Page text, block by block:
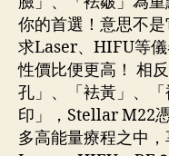
你的首選！意思不
求Laser、HIFU等
性價比便更高！ 相
孔」、「袪黃」、
印」，Stellar M22
多高能量療程之中，